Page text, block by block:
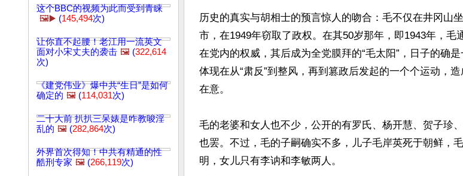
这个BBC的视频为此而受到青睐
🖼️▶️ (145,494次)
让你直不起腰！老江用一流英文
面对小宋丈夫的袭击 🖼️ (322,614
次)
《建党伟业》爆中共“生日”是如何
确定的 🖼️ (114,031次)
二十大前 扒扒三呆婊是咋教唆淫
乱的 🖼️ (282,864次)
外界首次得知！中共有精通的性
酷刑专家 🖼️ (266,119次)
历史的真实与胡相士的预言惊人的吻合：毛不仅在井冈山
市，在1949年窃取了政权。在其50岁那年，即1943年，毛
在党内的权威，其后成为全党膜拜的“毛太阳”，日子的确
体现在从“肃反”到整风，再到篡政后发起的一个个运动，
在意。
毛的老婆和女人也不少，公开的有罗氏、杨开慧、贺子珍
也罢。不过，毛的子嗣确实不多，儿子毛岸英死于朝鲜，
明，女儿只有李讷和李敏两人。